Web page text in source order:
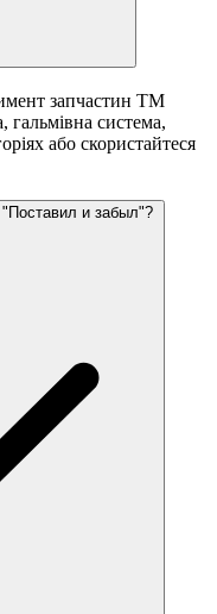
запчастин ТМ
гальмівна система,
або скористайтеся
и забыл"?